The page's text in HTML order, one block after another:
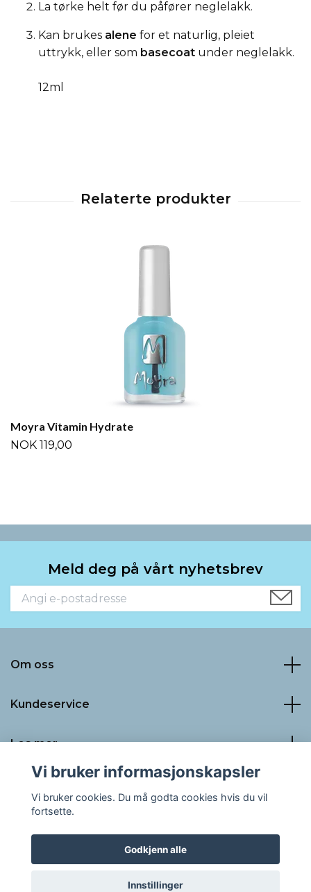
La tørke helt før du påfører neglelakk.
Kan brukes alene for et naturlig, pleiet
uttrykk, eller som basecoat under neglelakk.
12ml
Moyra Vitamin Hydrate
NOK 119,00
Meld deg på vårt nyhetsbrev
Om oss
Kundeservice
Les mer
© 2026 LaLuna PRO AS
Vi bruker informasjonskapsler
Vi bruker cookies. Du må godta cookies hvis du vil
fortsette.
Godkjenn alle
Innstillinger